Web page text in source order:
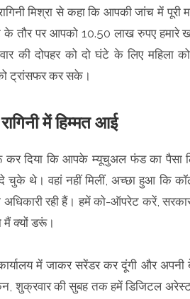
मिश्रा से कहा कि आपकी जांच में
के तौर पर आपको 10.50 लाख रुपए हमारे
की दोपहर को दो घंटे के लिए
ट्रांसफर कर सके।
में हिम्मत आई
कर दिया कि आपके म्यूचुअल फंड का पैसा
थे। वहां नहीं मिलीं, अच्छा हुआ कि
अधिकारी रही हैं। हमें काे-ऑपरेट करें,
मैं क्यों डरूं।
में जाकर सरेंडर कर दूंगी और
की सुबह तक हमें डिजिटल अरेस्ट